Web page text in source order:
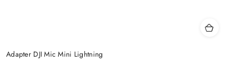
Adapter DJI Mic Mini Lightning